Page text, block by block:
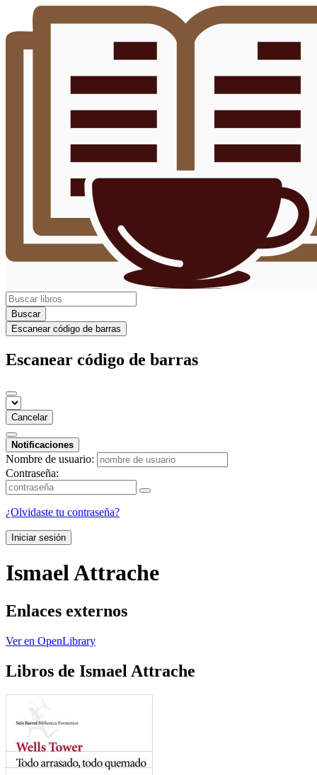
Buscar
Escanear código de barras
Escanear código de barras
Cancelar
Notificaciones
Nombre de usuario:
Contraseña:
¿Olvidaste tu contraseña?
Iniciar sesión
Ismael Attrache
Enlaces externos
Ver en OpenLibrary
Libros de Ismael Attrache